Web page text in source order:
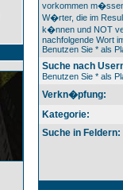
vorkommen
W�rter, die im
k�nnen und NOT
nachfolgende Wort
Benutzen Sie * als
Suche nach
Benutzen Sie * als
Verkn�pfung:
Kategorie:
Suche in Feldern: